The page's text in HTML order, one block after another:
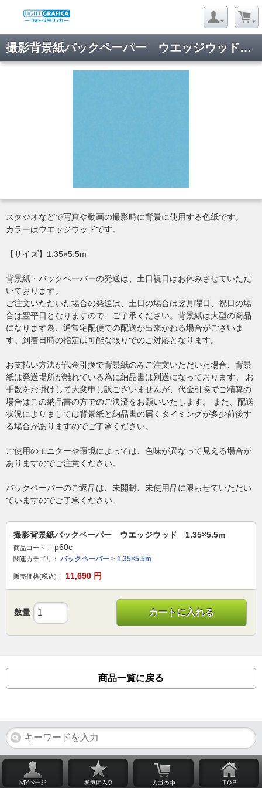
撮影背景紙バックペーパー ウエッジウッド 1.35×5.5m
スタジオなどで写真や動画の撮影時に背景に使用する色紙です。
カラーはウエッジウッドです。
【サイズ】1.35×5.5m
背景紙・バックペーパーの発送は、土日祝日はお休みさせていただ
いております。
ご注文いただいた場合の発送は、土日の場合は翌月曜日、祝日の場
合は翌平日となりますので、ご了承ください。背景紙は大型の商品
になります為、通常宅配便での配送が出来かねる場合がございま
す。到着日時の指定は可能な限りでのご対応となります。
お支払い方法が代金引換で背景紙のみご注文いただいた場合、背景
紙は発送場所が離れている為に納品書は別送になっております。 お
手数をお掛けして大変申し訳ございませんが、代金引換でご精算の
場合はこの納品書の方でのご決済をお願いいたします。 また、配送
状況によりましては背景紙と納品書の届くタイミングが多少前後す
る場合がありますのでご了承ください。
ご使用のモニターや環境によっては、色味が異なって見える場合が
ありますのでご注意ください。
バックペーパーのご返品は、未開封、未使用品に限らせていただい
ていますのでご了承ください。
撮影背景紙バックペーパー ウエッジウッド 1.35×5.5m
商品コード： p60c
関連カテゴリ： バックペーパー > 1.35×5.5m
販売価格(税込)： 11,690 円
数量 カートに入れる
商品一覧に戻る